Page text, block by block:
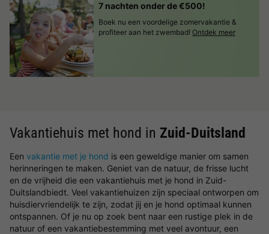
7 nachten onder de €500!
Boek nu een voordelige zomervakantie &
profiteer aan het zwembad! Ontdek meer
Vakantiehuis met hond in Zuid-Duitsland
Een vakantie met je hond is een geweldige manier om samen
herinneringen te maken. Geniet van de natuur, de frisse lucht
en de vrijheid die een vakantiehuis met je hond in Zuid-
Duitslandbiedt. Veel vakantiehuizen zijn speciaal ontworpen om
huisdiervriendelijk te zijn, zodat jij en je hond optimaal kunnen
ontspannen. Of je nu op zoek bent naar een rustige plek in de
natuur of een vakantiebestemming met veel avontuur, een